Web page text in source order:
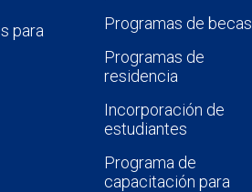
para
Programas de becas
Programas de
residencia
Incorporación de
estudiantes
Programa de
capacitación para